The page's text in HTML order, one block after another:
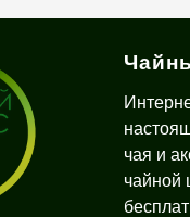
чая и
чайной